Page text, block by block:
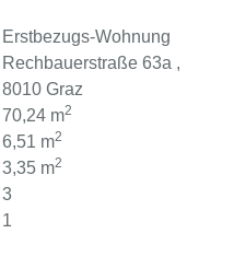
Erstbezugs-Wohnung
Rechbauerstraße 63a ,
8010 Graz
70,24 m2
6,51 m2
3,35 m2
3
1